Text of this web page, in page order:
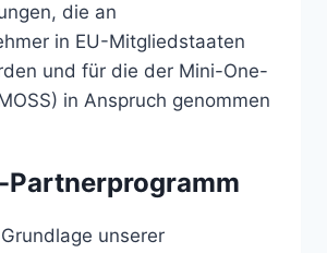
die an
in EU-Mitgliedstaaten
und für die der Mini-One-
in Anspruch genommen
Partnerprogramm
unserer